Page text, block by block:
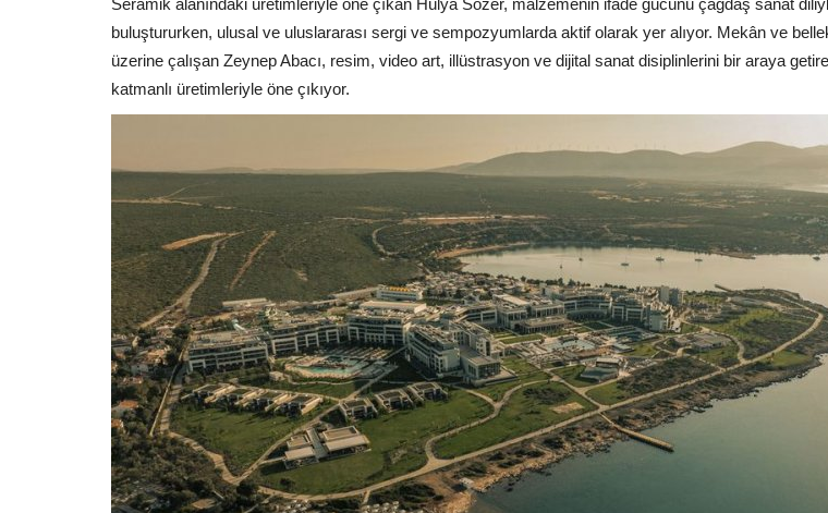
buluştururken, ulusal ve uluslararası sergi ve sempozyumlarda aktif olarak yer alıyor. Mekân ve
üzerine çalışan Zeynep Abacı, resim, video art, illüstrasyon ve dijital sanat disiplinlerini bir araya
katmanlı üretimleriyle öne çıkıyor.